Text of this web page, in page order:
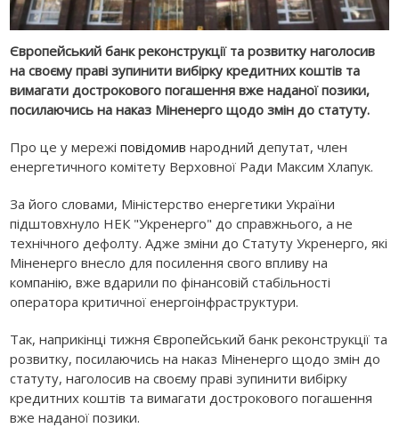
Європейський банк реконструкції та розвитку наголосив
на своєму праві зупинити вибірку кредитних коштів та
вимагати дострокового погашення вже наданої позики,
посилаючись на наказ Міненерго щодо змін до статуту.
Про це у мережіповідомив народний депутат, член
енергетичного комітету Верховної Ради Максим Хлапук.
За його словами, Міністерство енергетики України
підштовхнуло НЕК "Укренерго" до справжнього, а не
технічного дефолту. Адже зміни до Статуту Укренерго, які
Міненерго внесло для посилення свого впливу на
компанію, вже вдарили по фінансовій стабільності
оператора критичної енергоінфраструктури.
Так, наприкінці тижня Європейський банк реконструкції та
розвитку, посилаючись на наказ Міненерго щодо змін до
статуту, наголосив на своєму праві зупинити вибірку
кредитних коштів та вимагати дострокового погашення
вже наданої позики.